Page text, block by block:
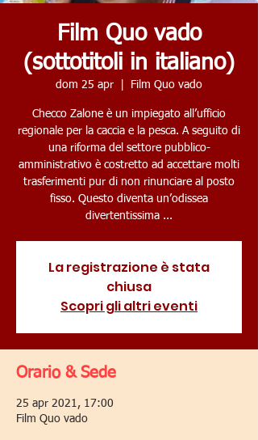
Film Quo vado
(sottotitoli in italiano)
dom 25 apr Film Quo vado
Checco Zalone è un impiegato all’ufficio
regionale per la caccia e la pesca. A seguito di
una riforma del settore pubblico-
amministrativo è costretto ad accettare molti
trasferimenti pur di non rinunciare al posto
fisso. Questo diventa un’odissea
divertentissima ...
La registrazione è stata
chiusa
Scopri gli altri eventi
Orario & Sede
25 apr 2021, 17:00
Film Quo vado